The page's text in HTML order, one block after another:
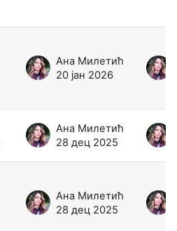
Ана Милетић
20 јан 2026
Ана Милетић
28 дец 2025
Ана Милетић
28 дец 2025